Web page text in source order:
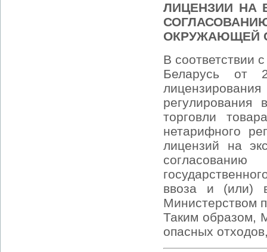
ЛИЦЕНЗИИ НА
ОКРУЖАЮЩЕЙ
В соответствии
Беларусь от
регулирования
торговли
нетарифного
лицензий на
ввоза и (или)
Министерством
Таким образом,
опасных